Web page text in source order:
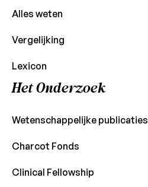
Alles weten
Vergelijking
Lexicon
Het Onderzoek
Wetenschappelijke publicaties
Charcot Fonds
Clinical Fellowship